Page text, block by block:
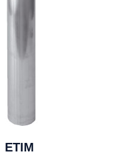
ETIM